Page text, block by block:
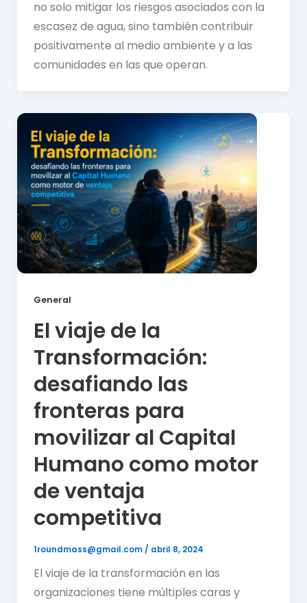
no solo mitigar los riesgos asociados con la
escasez de agua, sino también contribuir
positivamente al medio ambiente y a las
comunidades en las que operan.
General
El viaje de la
Transformación:
desafiando las
fronteras para
movilizar al Capital
Humano como motor
de ventaja
competitiva
1roundmass@gmail.com/ abril 8, 2024
El viaje de la transformación en las
organizaciones tiene múltiples caras y